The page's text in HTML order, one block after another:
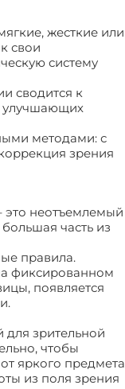
жесткие или
свои
систему
сводится к
улучшающих
методами: с
зрения
это неотъемлемый
часть из
правила.
фиксированном
появляется
зрительной
чтобы
яркого предмета
из поля зрения